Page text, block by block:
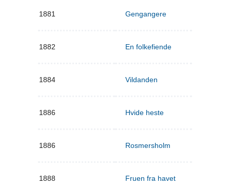
1881 Gengangere
1882 En folkefiende
1884 Vildanden
1886 Hvide heste
1886 Rosmersholm
1888 Fruen fra havet